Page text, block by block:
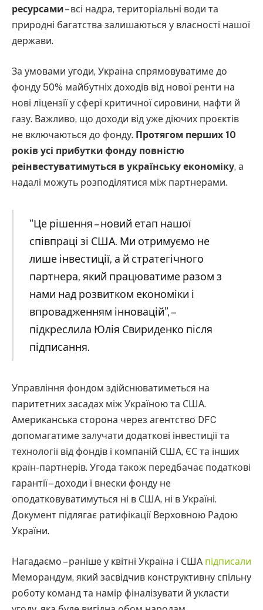
ресурсами– всі надра, територіальні води та
природні багатства залишаються у власності нашої
держави.
За умовами угоди, Україна спрямовуватиме до
фонду 50% майбутніх доходів від нової ренти на
нові ліцензії у сфері критичної сировини, нафти й
газу. Важливо, що доходи від уже діючих проєктів
не включаються до фонду. Протягом перших 10
років усі прибутки фонду повністю
реінвестуватимуться в українську економіку, а
надалі можуть розподілятися між партнерами.
“Це рішення – новий етап нашої
співпраці зі США. Ми отримуємо не
лише інвестиції, а й стратегічного
партнера, який працюватиме разом з
нами над розвитком економіки і
впровадженням інновацій”, –
підкреслила Юлія Свириденко після
підписання.
Управління фондом здійснюватиметься на
паритетних засадах між Україною та США.
Американська сторона через агентство DFC
допомагатиме залучати додаткові інвестиції та
технології від фондів і компаній США, ЄС та інших
країн-партнерів. Угода також передбачає податкові
гарантії – доходи і внески фонду не
оподатковуватимуться ні в США, ні в Україні.
Документ підлягає ратифікації Верховною Радою
України.
Нагадаємо – раніше у квітні Україна і США підписали
Меморандум, який засвідчив конструктивну спільну
роботу команд та намір фіналізувати й укласти